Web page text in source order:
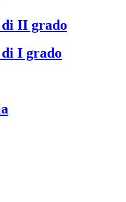
di II grado
di I grado